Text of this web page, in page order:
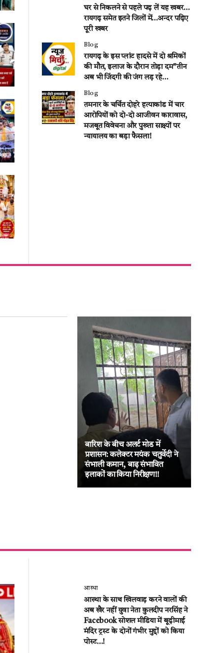
घर से निकलने से पहले पढ़ लें यह खबर…
रायगढ़ समेत इतने जिलों में…अन्दर पढ़िए
पूरी खबर
Blog
रायगढ़ के इस प्लांट हादसे में दो श्रमिकों
की मौत, इलाज के दौरान तोड़ा दम”तीन
अब भी जिंदगी की जंग लड़ रहे…
Blog
तमनार के चर्चित दोहरे हत्याकांड में चार
आरोपियों को दो-दो आजीवन कारावास,
मजबूत विवेचना और पुख्ता साक्ष्यों पर
न्यायालय का बड़ा फैसला!
बारिश के बीच अलर्ट मोड में
प्रशासन: कलेक्टर मयंक चतुर्वेदी ने
संभाली कमान, बाढ़ संभावित
इलाकों का किया निरीक्षण!!
आस्था
आस्था के साथ खिलवाड़ करने वालों की
अब खैर नहीं युवा नेता कुलदीप नरसिंह ने
Facebook सोशल मीडिया में बूढ़ीमाई
मंदिर ट्रस्ट के दोनों गंभीर मुद्दों को किया
पोस्ट…!